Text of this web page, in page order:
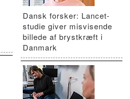
Dansk forsker: Lancet-
studie giver misvisende
billede af brystkræft i
Danmark